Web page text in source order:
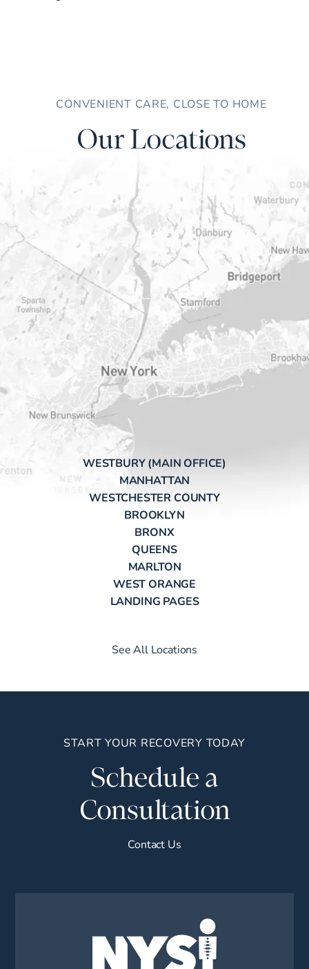
CONVENIENT CARE, CLOSE TO HOME
Our Locations
WESTBURY (MAIN OFFICE)
MANHATTAN
WESTCHESTER COUNTY
BROOKLYN
BRONX
QUEENS
MARLTON
WEST ORANGE
LANDING PAGES
See All Locations
START YOUR RECOVERY TODAY
Schedule a
Consultation
Contact Us